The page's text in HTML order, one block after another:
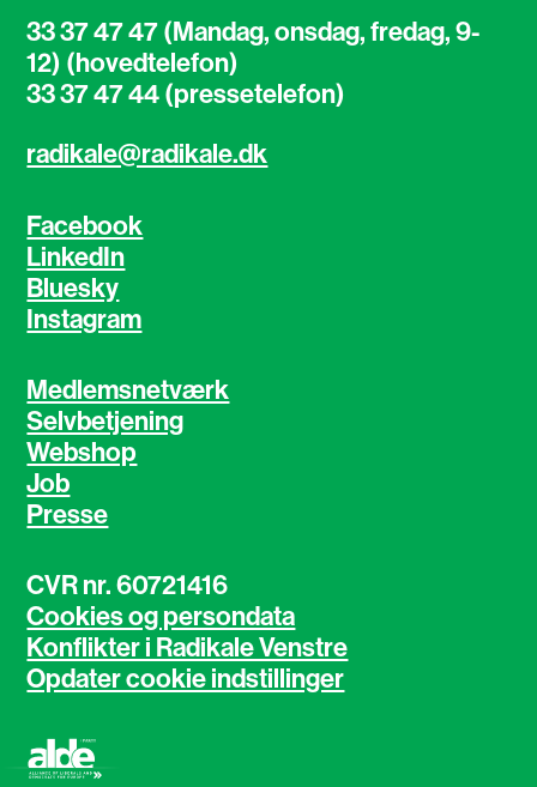
33 37 47 47 (Mandag, onsdag, fredag, 9-
12) (hovedtelefon)
33 37 47 44 (pressetelefon)
radikale@radikale.dk
Facebook
LinkedIn
Bluesky
Instagram
Medlemsnetværk
Selvbetjening
Webshop
Job
Presse
CVR nr. 60721416
Cookies og persondata
Konflikter i Radikale Venstre
Opdater cookie indstillinger